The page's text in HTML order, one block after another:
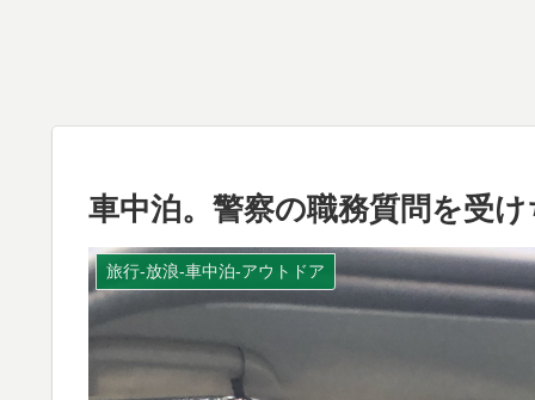
車中泊。警察の職務質問を受
旅行-放浪-車中泊-アウトドア